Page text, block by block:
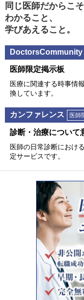
同じ医師だからこそ
わかること、
学びあえること。
DoctorsCommunity
医師限定掲⽰板
医療に関連する時事情
換しています。
カンファレンス 医師
診断・治療について
医師の⽇常診断におけ
定サービスです。